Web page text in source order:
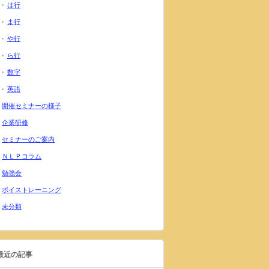
は行
ま行
や行
ら行
数字
英語
開催セミナーの様子
企業研修
セミナーのご案内
ＮＬＰコラム
勉強会
ボイストレーニング
未分類
近の記事